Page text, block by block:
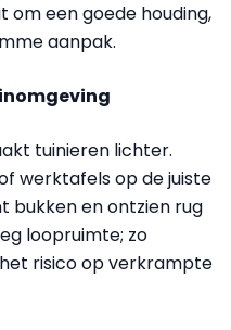
om een goede houding,
aanpak.
tuinieren lichter.
werktafels op de juiste
bukken en ontzien rug
loopruimte; zo
risico op verkrampte